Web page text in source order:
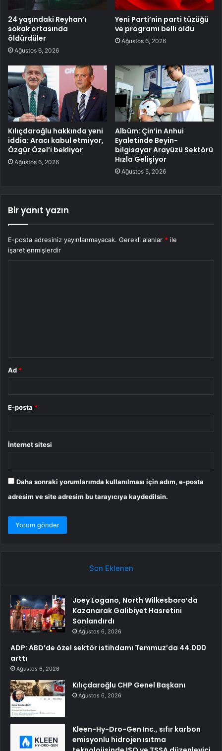
24 yaşındaki Reyhan’ı
sokak ortasında
öldürdüler
Ağustos 6, 2026
Yeni Parti’nin parti tüzüğü
ve programı belli oldu
Ağustos 6, 2026
Kılıçdaroğlu hakkında yeni
iddia: Aracı kabul etmiyor,
Özgür Özel’i bekliyor
Ağustos 6, 2026
Albüm: Çin’in Anhui
Eyaletinde Beyin-
bilgisayar Arayüzü Sektörü
Hızla Gelişiyor
Ağustos 5, 2026
Bir yanıt yazın
E-posta adresiniz yayınlanmayacak. Gerekli alanlar * ile
işaretlenmişlerdir
Ad *
E-posta *
İnternet sitesi
Daha sonraki yorumlarımda kullanılması için adım, e-posta
adresim ve site adresim bu tarayıcıya kaydedilsin.
Son Eklenen
Joey Logano, North Wilkesboro’da
Kazanarak Galibiyet Hasretini
Sonlandırdı
Ağustos 6, 2026
ADP: ABD’de özel sektör istihdamı Temmuz’da 44.000
arttı
Ağustos 6, 2026
Kılıçdaroğlu CHP Genel Başkanı
Ağustos 6, 2026
Kleen-Hy-Dro-Gen Inc., sıfır karbon
emisyonlu hidrojen ısıtma